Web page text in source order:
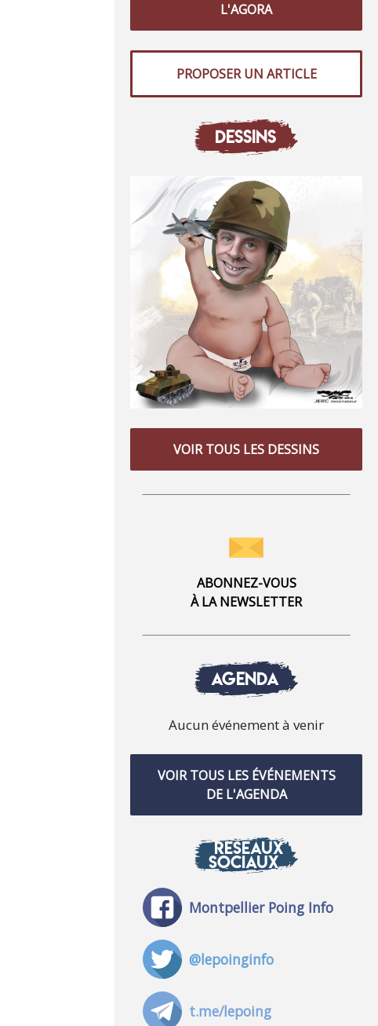
L'AGORA
PROPOSER UN ARTICLE
DESSINS
VOIR TOUS LES DESSINS
ABONNEZ-VOUS
À LA NEWSLETTER
AGENDA
Aucun événement à venir
VOIR TOUS LES ÉVÉNEMENTS
DE L'AGENDA
RÉSEAUX
SOCIAUX
Montpellier Poing Info
@lepoinginfo
t.me/lepoing